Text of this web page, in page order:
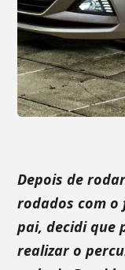
Depois de
rodados com o
pai, decidi que
realizar o